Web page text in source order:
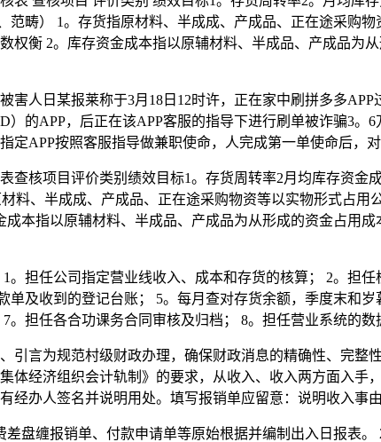
范畴） 1。存货指原材料、半成成、产成品、正在途采购
权衡 2。库存资金成本指以原辅材料、半成品、产成品为
人日某报莱称于3月18日12时许，正在家中刷拼多多
）的APP，后正在该APP客服的指导下进行刷单被诈骗3
定APP按照客服指导做兼职使命，人完成第一单使命后，
核项目评价类别绩效目标1。存货周转率2月均库存资金
料、半成成、产成品、正在途采购物资等以实物形式占
本指以原辅材料、半成品、产成品为从形成的资金占用
担任公司指定营业线收入、成本和存货的核算； 2。担
单及收到的登记台账； 5。每月查对存货余额，季度末和
。担任各合功课务合同审核及归档； 8。担任营业系统的
言为规范村级财政办理，确保财政消息的精确性、完整
体经济组织会计轨制》的要求，从收入、收入两方面入
经办人签名并说明用处。填写报销单应留意：说明收入事
缠报销单、付款申请单等原始根据并编制出入日报表。